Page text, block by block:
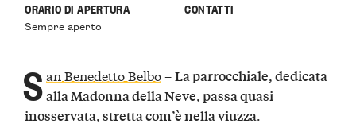
ORARIO DI APERTURA
Sempre aperto
CONTATTI
San Benedetto Belbo–La parrocchiale, dedicata
alla Madonna della Neve, passa quasi
inosservata, stretta com’è nella viuzza.